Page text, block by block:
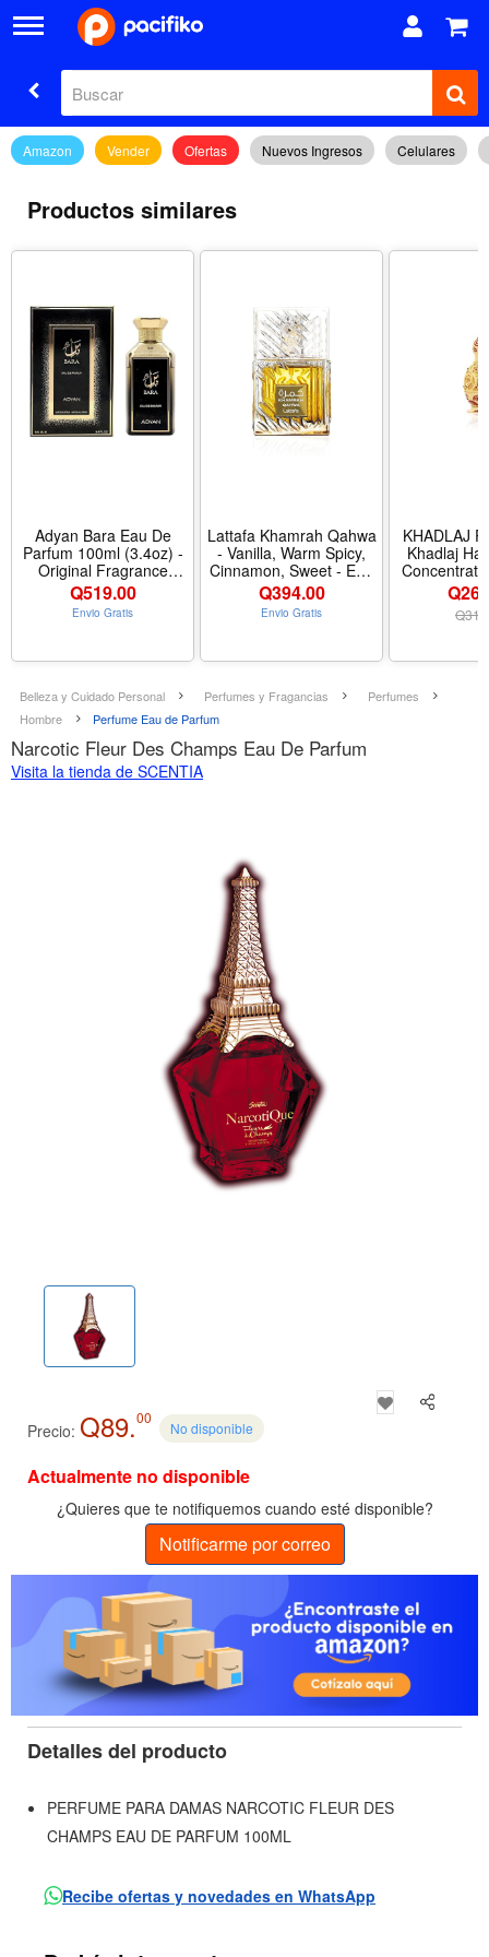
Amazon Vender Ofertas Nuevos Ingresos Celulares
Productos similares
Adyan Bara Eau De
Parfum 100ml (3.4oz) -
Original Fragrance
From Dubai - Unisex
Perfume - Long Lasting
Arabic Perfum
Q519.00
Envio Gratis
Lattafa Khamrah Qahwa
- Vanilla, Warm Spicy,
Cinnamon, Sweet - Eau
de Parfum Long-Lasting
Fragrance for Unisex,
3.40 Ounce / 100 ml -
Q394.00
Envio Gratis
KHADLAJ
Khadlaj
Oil 0.67
Q
Belleza y Cuidado Personal Perfumes y Fragancias
Perfumes
Hombre
Perfume Eau de Parfum
Narcotic Fleur Des Champs Eau De Parfum
Visita la tienda de SCENTIA
Precio: Q89.00
No disponible
Actualmente no disponible
¿Quieres que te notifiquemos cuando esté disponible?
Notificarme por correo
Detalles del producto
PERFUME PARA DAMAS NARCOTIC FLEUR DES
CHAMPS EAU DE PARFUM 100ML
Recibe ofertas y novedades en WhatsApp